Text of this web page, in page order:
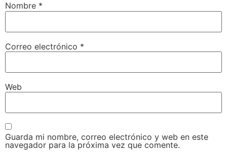
Nombre *
Correo electrónico *
Web
Guarda mi nombre, correo electrónico y web en este
navegador para la próxima vez que comente.